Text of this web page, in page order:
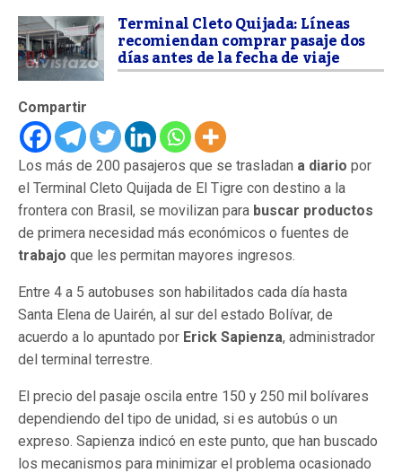
Terminal Cleto Quijada: Líneas
recomiendan comprar pasaje dos
días antes de la fecha de viaje
Compartir
Los más de 200 pasajeros que se trasladan a diario por
el Terminal Cleto Quijada de El Tigre con destino a la
frontera con Brasil, se movilizan para buscar productos
de primera necesidad más económicos o fuentes de
trabajo que les permitan mayores ingresos.
Entre 4 a 5 autobuses son habilitados cada día hasta
Santa Elena de Uairén, al sur del estado Bolívar, de
acuerdo a lo apuntado por Erick Sapienza, administrador
del terminal terrestre.
El precio del pasaje oscila entre 150 y 250 mil bolívares
dependiendo del tipo de unidad, si es autobús o un
expreso. Sapienza indicó en este punto, que han buscado
los mecanismos para minimizar el problema ocasionado